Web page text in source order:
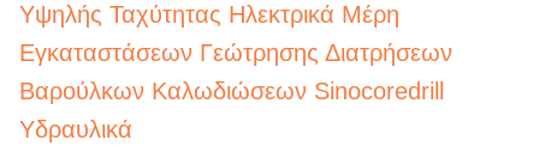
Υψηλής Ταχύτητας Ηλεκτρικά Μέρη
Εγκαταστάσεων Γεώτρησης Διατρήσεων
Βαρούλκων Καλωδιώσεων Sinocoredrill
Υδραυλικά